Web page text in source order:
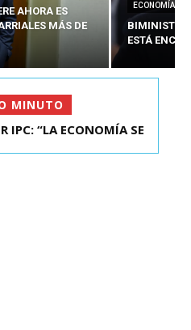
AHORA ES
MÁS DE
ECONOMÍA
BIMINISTRO
ESTÁ
MINUTO
PRESIDENTE ELECTO DE
IPC: “LA ECONOMÍA SE